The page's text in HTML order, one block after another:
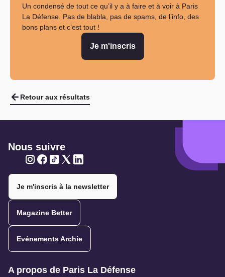
Un condensé de tout ce qu’il y a à faire et à voir à Paris
La Défense. Pas de blabla, pas de spams, de l’info, des
bons plans et c’est tout !
Je m'inscris
Retour aux résultats
Nous suivre
Je m'inscris à la newsletter
Magazine Better
Evénements Archie
Navigation secondaire
A propos de Paris La Défense